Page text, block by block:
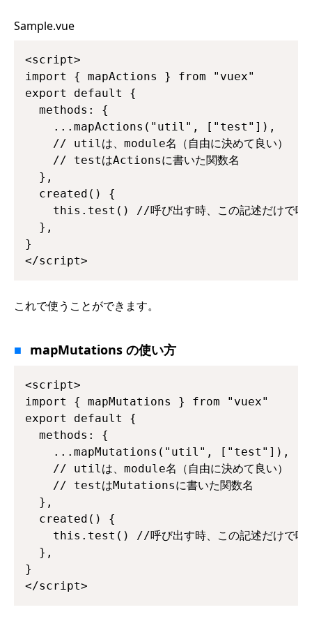
Sample.vue
<script>
import { mapActions } from "vuex"
export default {
  methods: {
    ...mapActions("util", ["test"]),
    // utilは、module名（自由に決めて良い）
    // testはActionsに書いた関数名
  },
  created() {
this.test() //呼び出す時、この記述だけで呼
  },
}
</script>
これで使うことができます。
mapMutations の使い方
<script>
import { mapMutations } from "vuex"
export default {
  methods: {
    ...mapMutations("util", ["test"]),
    // utilは、module名（自由に決めて良い）
    // testはMutationsに書いた関数名
  },
  created() {
this.test() //呼び出す時、この記述だけで呼
  },
}
</script>